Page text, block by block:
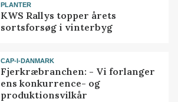
PLANTER
KWS Rallys topper årets
sortsforsøg i vinterbyg
CAP-I-DANMARK
Fjerkræbranchen: - Vi forlanger
ens konkurrence- og
produktionsvilkår